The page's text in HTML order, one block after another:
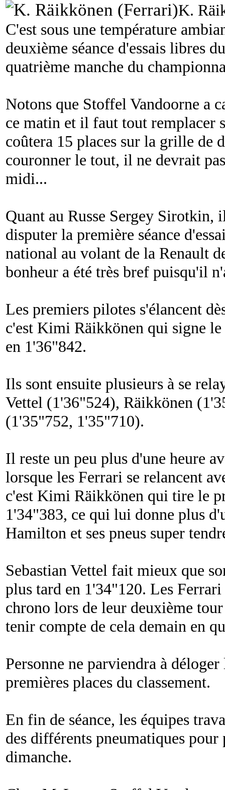
K.
C'est sous une température
deuxième séance d'essais libres
quatrième manche du
Notons que Stoffel Vandoorne a
ce matin et il faut tout remplacer
coûtera 15 places sur la grille de
couronner le tout, il ne devrait
midi...
Quant au Russe Sergey Sirotkin,
disputer la première séance
national au volant de la Renault
bonheur a été très bref puisqu'il
Les premiers pilotes s'élancent
c'est Kimi Räikkönen qui signe
en 1'36"842.
Ils sont ensuite plusieurs à se
Vettel (1'36"524), Räikkönen
(1'35"752, 1'35"710).
Il reste un peu plus d'une heure
lorsque les Ferrari se relancent
c'est Kimi Räikkönen qui tire le
1'34"383, ce qui lui donne plus
Hamilton et ses pneus super
Sebastian Vettel fait mieux que
plus tard en 1'34"120. Les
chrono lors de leur deuxième
tenir compte de cela demain en
Personne ne parviendra à
premières places du classement.
En fin de séance, les équipes
des différents pneumatiques pour
dimanche.